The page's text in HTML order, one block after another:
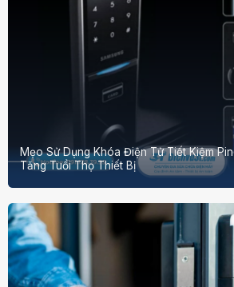
Mẹo Sử Dụng Khóa Điện Tử Tiết Kiệm
Tăng Tuổi Thọ Thiết Bị